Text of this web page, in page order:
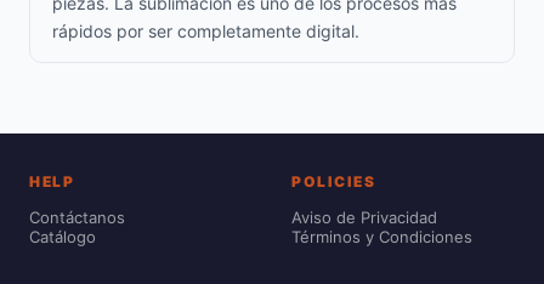
rápidos por ser completamente digital.
HELP
Contáctanos
Catálogo
POLICIES
Aviso de Privacidad
Términos y Condiciones